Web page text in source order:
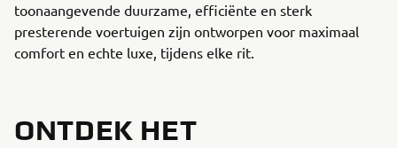
toonaangevende duurzame, efficiënte en sterk
presterende voertuigen zijn ontworpen voor maximaal
comfort en echte luxe, tijdens elke rit.
ONTDEK HET